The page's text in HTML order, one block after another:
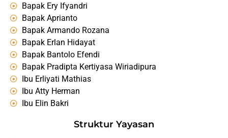
Bapak Ery Ifyandri
Bapak Aprianto
Bapak Armando Rozana
Bapak Erlan Hidayat
Bapak Bantolo Efendi
Bapak Pradipta Kertiyasa Wiriadipura
Ibu Erliyati Mathias
Ibu Atty Herman
Ibu Elin Bakri
Struktur Yayasan